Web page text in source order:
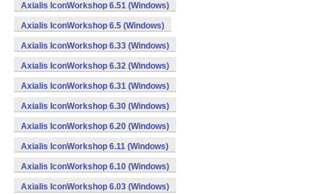
Axialis IconWorkshop 6.51 (Windows)
Axialis IconWorkshop 6.5 (Windows)
Axialis IconWorkshop 6.33 (Windows)
Axialis IconWorkshop 6.32 (Windows)
Axialis IconWorkshop 6.31 (Windows)
Axialis IconWorkshop 6.30 (Windows)
Axialis IconWorkshop 6.20 (Windows)
Axialis IconWorkshop 6.11 (Windows)
Axialis IconWorkshop 6.10 (Windows)
Axialis IconWorkshop 6.03 (Windows)